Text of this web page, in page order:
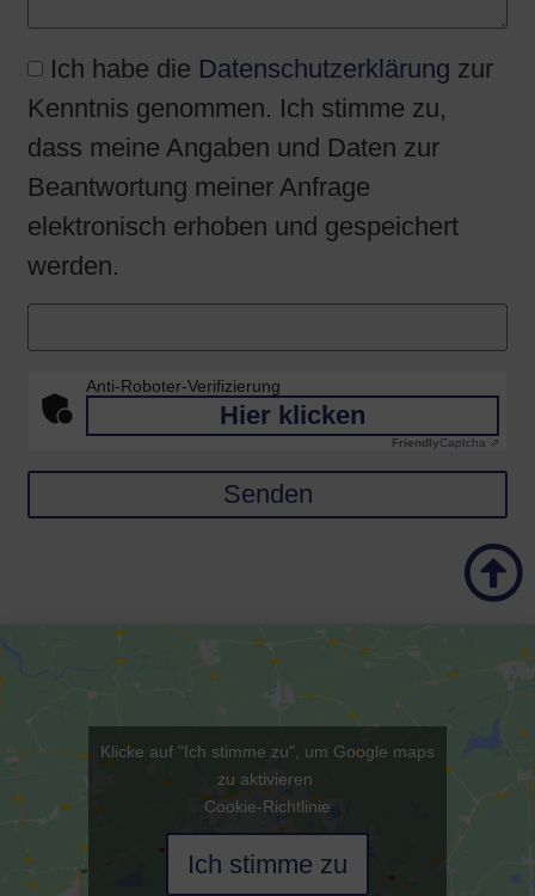
Ich habe die Datenschutzerklärung zur
Kenntnis genommen. Ich stimme zu,
dass meine Angaben und Daten zur
Beantwortung meiner Anfrage
elektronisch erhoben und gespeichert
werden.
Anti-Roboter-Verifizierung
Hier klicken
FriendlyCaptcha ⇗
Senden
Klicke auf "Ich stimme zu", um Google maps
zu aktivieren
Cookie-Richtlinie
Ich stimme zu